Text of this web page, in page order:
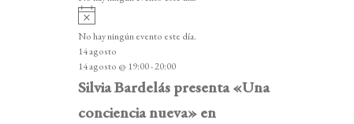
i
o
v
i
s
o
No hay ningún evento este día.
14 agosto
14 agosto @ 19:00-20:00
Silvia Bardelás presenta «Una
conciencia nueva» en